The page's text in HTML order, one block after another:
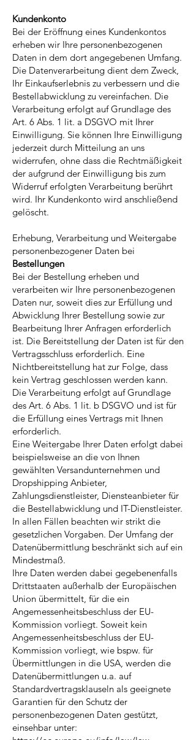
Kundenkonto
Bei der Eröffnung eines Kundenkontos
erheben wir Ihre personenbezogenen
Daten in dem dort angegebenen Umfang.
Die Datenverarbeitung dient dem Zweck,
Ihr Einkaufserlebnis zu verbessern und die
Bestellabwicklung zu vereinfachen. Die
Verarbeitung erfolgt auf Grundlage des
Art. 6 Abs. 1 lit. a DSGVO mit Ihrer
Einwilligung. Sie können Ihre Einwilligung
jederzeit durch Mitteilung an uns
widerrufen, ohne dass die Rechtmäßigkeit
der aufgrund der Einwilligung bis zum
Widerruf erfolgten Verarbeitung berührt
wird. Ihr Kundenkonto wird anschließend
gelöscht.
Erhebung, Verarbeitung und Weitergabe
personenbezogener Daten bei
Bestellungen
Bei der Bestellung erheben und
verarbeiten wir Ihre personenbezogenen
Daten nur, soweit dies zur Erfüllung und
Abwicklung Ihrer Bestellung sowie zur
Bearbeitung Ihrer Anfragen erforderlich
ist. Die Bereitstellung der Daten ist für den
Vertragsschluss erforderlich. Eine
Nichtbereitstellung hat zur Folge, dass
kein Vertrag geschlossen werden kann.
Die Verarbeitung erfolgt auf Grundlage
des Art. 6 Abs. 1 lit. b DSGVO und ist für
die Erfüllung eines Vertrags mit Ihnen
erforderlich.
Eine Weitergabe Ihrer Daten erfolgt dabei
beispielsweise an die von Ihnen
gewählten Versandunternehmen und
Dropshipping Anbieter,
Zahlungsdienstleister, Diensteanbieter für
die Bestellabwicklung und IT-Dienstleister.
In allen Fällen beachten wir strikt die
gesetzlichen Vorgaben. Der Umfang der
Datenübermittlung beschränkt sich auf ein
Mindestmaß.
Ihre Daten werden dabei gegebenenfalls
Drittstaaten außerhalb der Europäischen
Union übermittelt, für die ein
Angemessenheitsbeschluss der EU-
Kommission vorliegt. Soweit kein
Angemessenheitsbeschluss der EU-
Kommission vorliegt, wie bspw. für
Übermittlungen in die USA, werden die
Datenübermittlungen u.a. auf
Standardvertragsklauseln als geeignete
Garantien für den Schutz der
personenbezogenen Daten gestützt,
einsehbar unter: